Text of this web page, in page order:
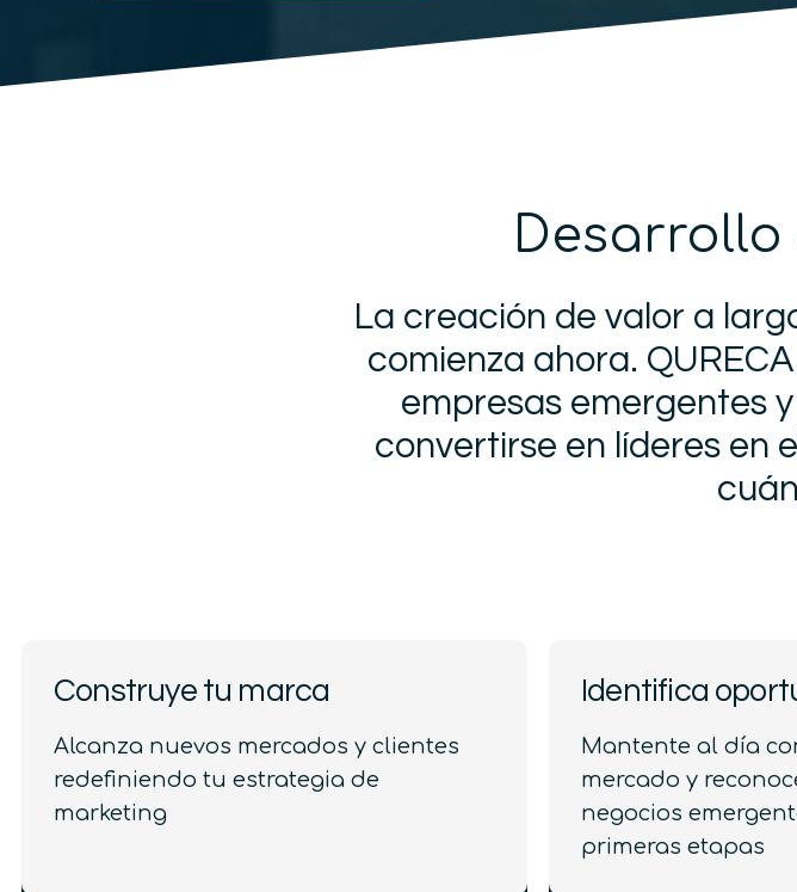
La creación de valor a
comienza ahora.
empresas emergentes
convertirse en líderes en
Construye tu marca
Alcanza nuevos mercados y clientes
redefiniendo tu estrategia de
marketing
Identifica
Mantente al día
mercado y
negocios
primeras etapas